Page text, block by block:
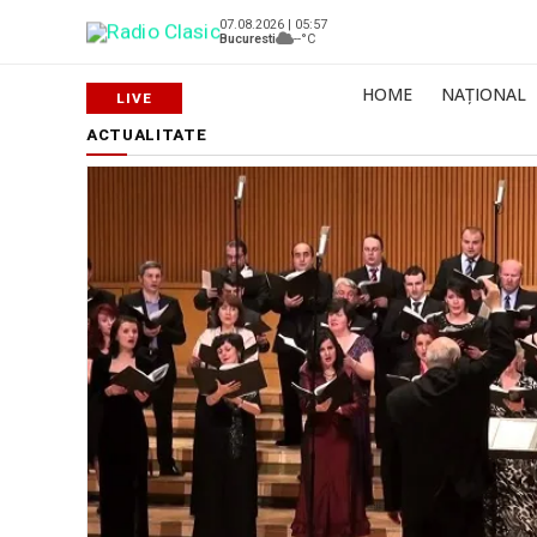
07.08.2026 | 05:57
Bucuresti
--°C
HOME NAȚIONAL
ACTUALITATE